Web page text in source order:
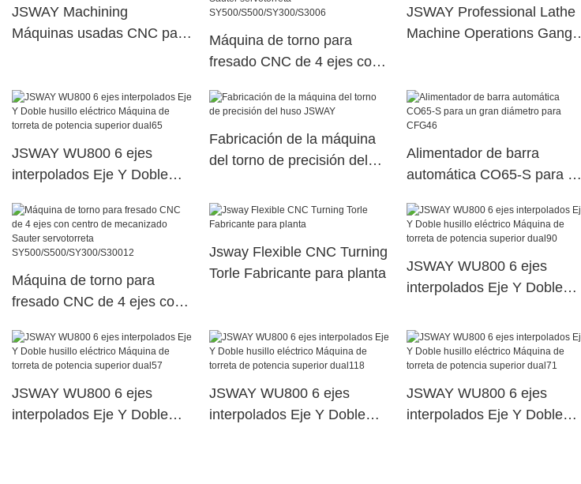
JSWAY Machining
Máquinas usadas CNC para
Máquina de torno para
fresado CNC de 4 ejes con
Sauter servotorreta
JSWAY Professional Lathe
Machine Operations Gang
JSWAY WU800 6 ejes
interpolados Eje Y Doble
torreta de potencia superior
dual65
Fabricación de la máquina
del torno de precisión del
Alimentador de barra
automática CO65-S para un
Máquina de torno para
fresado CNC de 4 ejes con
Sauter servotorreta
SY500/S500/SY300/S30012
Jsway Flexible CNC Turning
Torle Fabricante para planta
JSWAY WU800 6 ejes
interpolados Eje Y Doble
torreta de potencia superior
dual90
JSWAY WU800 6 ejes
interpolados Eje Y Doble
JSWAY WU800 6 ejes
interpolados Eje Y Doble
JSWAY WU800 6 ejes
interpolados Eje Y Doble